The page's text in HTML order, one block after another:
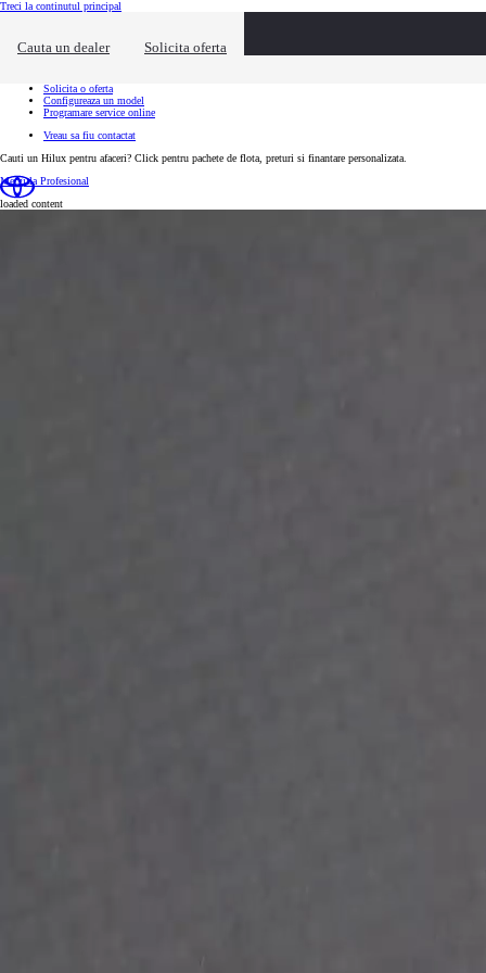
Treci la continutul principal
Cauta un dealer Solicita oferta
Ai nevoie de informatii suplimentare?
Click pentru a inchide suprapunerea de contact
Solicita o oferta
Configureaza un model
Programare service online
Vreau sa fiu contactat
Cauti un Hilux pentru afaceri? Click pentru pachete de flota, preturi si finantare personalizata.
Mergi la Profesional
loaded content